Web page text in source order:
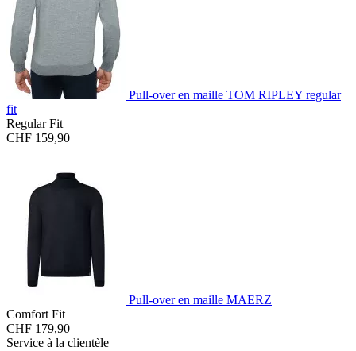
Pull-over en maille TOM RIPLEY regular
fit
Regular Fit
CHF 159,90
Pull-over en maille MAERZ
Comfort Fit
CHF 179,90
Service à la clientèle